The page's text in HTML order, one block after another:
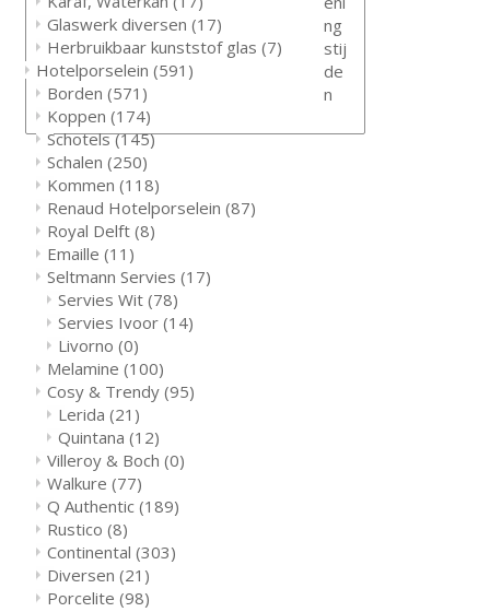
Glaswerk diversen (17)
Herbruikbaar kunststof glas (7)
Hotelporselein (591)
Borden (571)
Koppen (174)
Schotels(145)
Schalen (250)
Kommen (118)
Renaud Hotelporselein (87)
Royal Delft (8)
Emaille (11)
Seltmann Servies (17)
Servies Wit (78)
Servies Ivoor (14)
Livorno (0)
Melamine (100)
Cosy & Trendy (95)
Lerida (21)
Quintana (12)
Villeroy & Boch (0)
Walkure (77)
Q Authentic (189)
Rustico (8)
Continental (303)
Diversen (21)
Porcelite (98)
ng
stij
de
n